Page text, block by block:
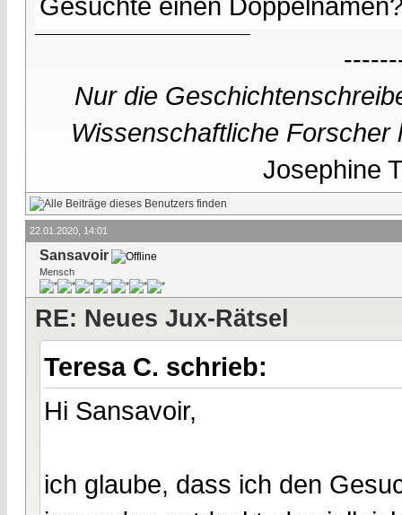
Nur die
Wissenschaftliche
Josephine
22.01.2020, 14:01
Sansavoir
Mensch
RE: Neues Jux-Rätsel
Teresa C. schrieb:
Hi Sansavoir,
ich glaube, dass ich den